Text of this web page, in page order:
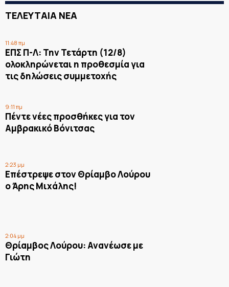
ΤΕΛΕΥΤΑΙΑ ΝΕΑ
11:48 πμ
ΕΠΣ Π-Λ: Την Τετάρτη (12/8)
ολοκληρώνεται η προθεσμία για
τις δηλώσεις συμμετοχής
9:11 πμ
Πέντε νέες προσθήκες για τον
Αμβρακικό Βόνιτσας
2:23 μμ
Επέστρεψε στον Θρίαμβο Λούρου
ο Άρης Μιχάλης!
2:04 μμ
Θρίαμβος Λούρου: Ανανέωσε με
Γιώτη